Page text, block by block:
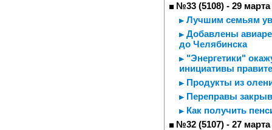
№33 (5108) - 29 марта
Лучшим семьям
Добавлены
до Челябинска
"Энергетики"
инициативы
Продукты из
Переправы
Как получить
№32 (5107) - 27 марта